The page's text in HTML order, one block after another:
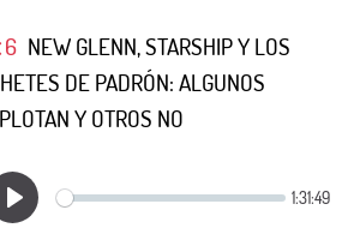
NEW GLENN, STARSHIP Y LOS
DE PADRÓN: ALGUNOS
Y OTROS NO